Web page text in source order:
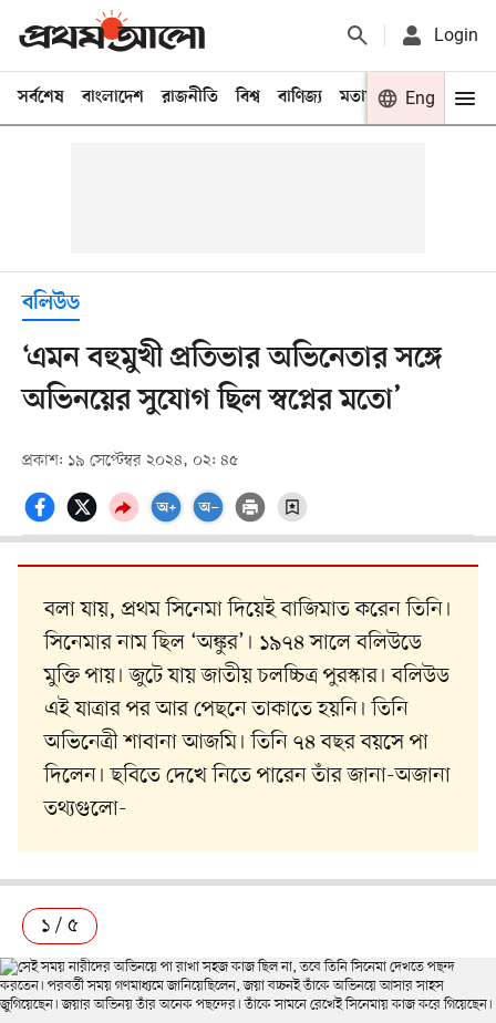
Login
সর্বশেষ বাংলাদেশ রাজনীতি বিশ্ব বাণিজ্য মতামত খেলা
Eng
বলিউড
‘এমন বহুমুখী প্রতিভার অভিনেতার সঙ্গে
অভিনয়ের সুযোগ ছিল স্বপ্নের মতো’
প্রকাশ: ১৯ সেপ্টেম্বর ২০২৪, ০২: ৪৫
বলা যায়, প্রথম সিনেমা দিয়েই বাজিমাত করেন তিনি।
সিনেমার নাম ছিল ‘অঙ্কুর’। ১৯৭৪ সালে বলিউডে
মুক্তি পায়। জুটে যায় জাতীয় চলচ্চিত্র পুরস্কার। বলিউড
এই যাত্রার পর আর পেছনে তাকাতে হয়নি। তিনি
অভিনেত্রী শাবানা আজমি। তিনি ৭৪ বছর বয়সে পা
দিলেন। ছবিতে দেখে নিতে পারেন তাঁর জানা-অজানা
তথ্যগুলো-
১ / ৫